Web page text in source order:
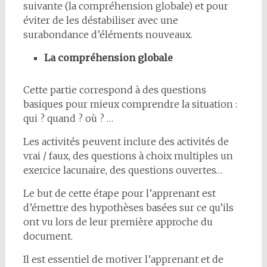
suivante (la compréhension globale) et pour
éviter de les déstabiliser avec une
surabondance d’éléments nouveaux.
La compréhension globale
Cette partie correspond à des questions
basiques pour mieux comprendre la situation :
qui ? quand ? où ? …
Les activités peuvent inclure des activités de
vrai / faux, des questions à choix multiples un
exercice lacunaire, des questions ouvertes…
Le but de cette étape pour l’apprenant est
d’émettre des hypothèses basées sur ce qu’ils
ont vu lors de leur première approche du
document.
Il est essentiel de motiver l’apprenant et de